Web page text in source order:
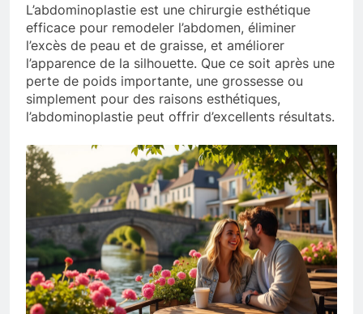
L’abdominoplastie est une chirurgie esthétique
efficace pour remodeler l’abdomen, éliminer
l’excès de peau et de graisse, et améliorer
l’apparence de la silhouette. Que ce soit après une
perte de poids importante, une grossesse ou
simplement pour des raisons esthétiques,
l’abdominoplastie peut offrir d’excellents résultats.